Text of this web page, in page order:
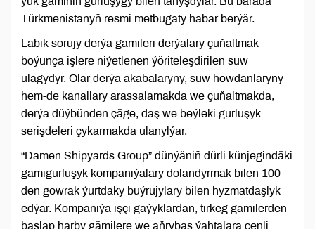
Türkmenistanyň resmi metbugaty habar berýär.
Läbik sorujy derýa gämileri derýalary çuňaltmak
boýunça işlere niýetlenen ýöriteleşdirilen suw
ulagydyr. Olar derýa akabalaryny, suw howdanlaryny
hem-de kanallary arassalamakda we çuňaltmakda,
derýa düýbünden çäge, daş we beýleki gurluşyk
serişdeleri çykarmakda ulanylýar.
“Damen Shipyards Group” dünýäniň dürli künjegindäki
gämigurluşyk kompaniýalary dolandyrmak bilen 100-
den gowrak ýurtdaky buýrujylary bilen hyzmatdaşlyk
edýär. Kompaniýa işçi gaýyklardan, tirkeg gämilerden
başlap harby gämilere we aňrybaş ýahtalara çenli